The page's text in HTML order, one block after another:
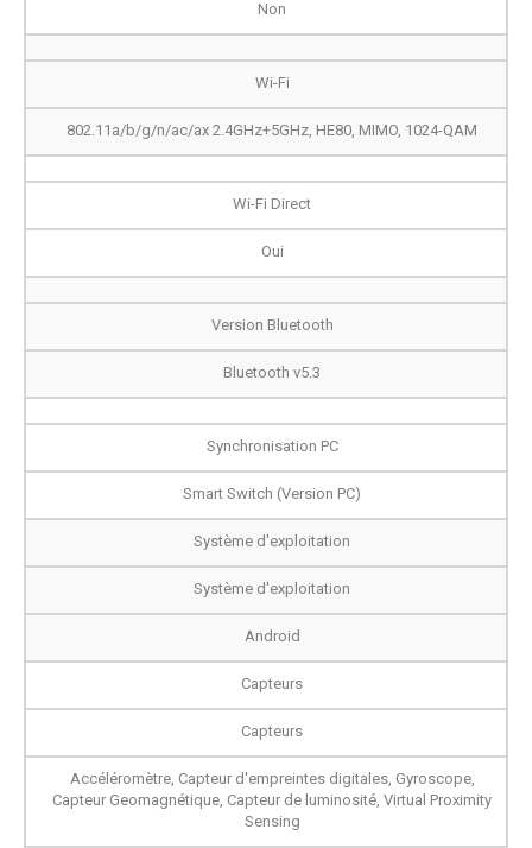
Non
Wi-Fi
802.11a/b/g/n/ac/ax 2.4GHz+5GHz, HE80, MIMO, 1024-QAM
Wi-Fi Direct
Oui
Version Bluetooth
Bluetooth v5.3
Synchronisation PC
Smart Switch (Version PC)
Système d'exploitation
Système d'exploitation
Android
Capteurs
Capteurs
Accéléromètre, Capteur d'empreintes digitales, Gyroscope,
Capteur Geomagnétique, Capteur de luminosité, Virtual Proximity
Sensing